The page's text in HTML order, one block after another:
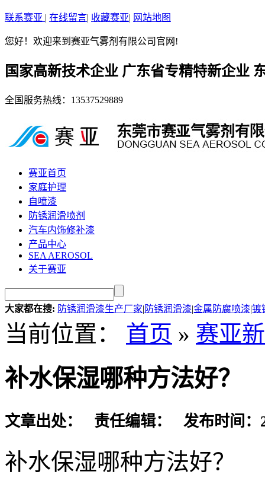
联系赛亚 | 在线留言| 收藏赛亚| 网站地图
您好！欢迎来到赛亚气雾剂有限公司官网!
国家高新技术企业 广东省专精特新企业
全国服务热线： 13537529889
赛亚首页
家庭护理
自喷漆
防锈润滑喷剂
汽车内饰修补漆
产品中心
SEA AEROSOL
关于赛亚
大家都在搜: 防锈润滑漆生产厂家| 防锈润滑漆|金属防腐喷漆|镀
当前位置： 首页 » 赛亚
补水保湿哪种方法好？
文章出处： 责任编辑： 发布时间：
补水保湿哪种方法好？